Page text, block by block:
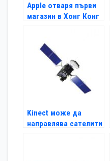
Apple отваря първи
магазин в Хонг Конг
Kinect може да
направлява сателити